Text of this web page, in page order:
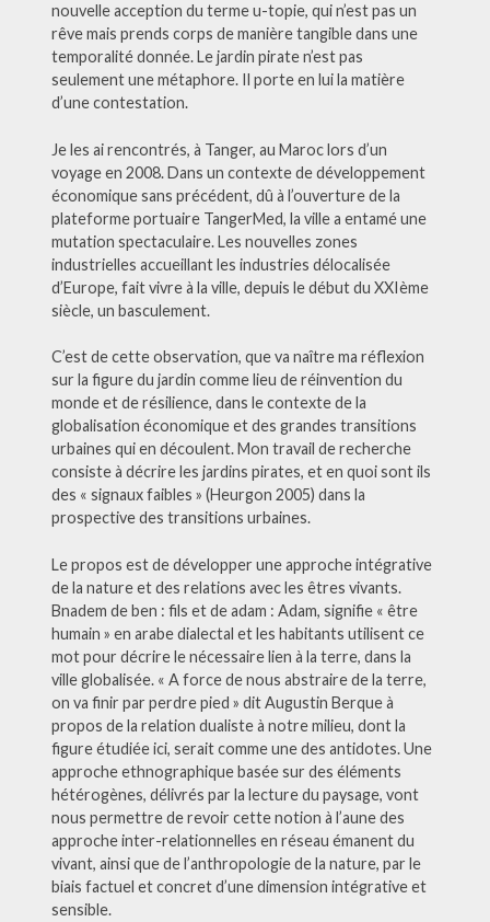
nouvelle acception du terme u-topie, qui n’est pas un
rêve mais prends corps de manière tangible dans une
temporalité donnée. Le jardin pirate n’est pas
seulement une métaphore. Il porte en lui la matière
d’une contestation.
Je les ai rencontrés, à Tanger, au Maroc lors d’un
voyage en 2008. Dans un contexte de développement
économique sans précédent, dû à l’ouverture de la
plateforme portuaire TangerMed, la ville a entamé une
mutation spectaculaire. Les nouvelles zones
industrielles accueillant les industries délocalisée
d’Europe, fait vivre à la ville, depuis le début du XXIème
siècle, un basculement.
C’est de cette observation, que va naître ma réflexion
sur la figure du jardin comme lieu de réinvention du
monde et de résilience, dans le contexte de la
globalisation économique et des grandes transitions
urbaines qui en découlent. Mon travail de recherche
consiste à décrire les jardins pirates, et en quoi sont ils
des « signaux faibles » (Heurgon 2005) dans la
prospective des transitions urbaines.
Le propos est de développer une approche intégrative
de la nature et des relations avec les êtres vivants.
Bnadem de ben : fils et de adam : Adam, signifie « être
humain » en arabe dialectal et les habitants utilisent ce
mot pour décrire le nécessaire lien à la terre, dans la
ville globalisée. « A force de nous abstraire de la terre,
on va finir par perdre pied » dit Augustin Berque à
propos de la relation dualiste à notre milieu, dont la
figure étudiée ici, serait comme une des antidotes. Une
approche ethnographique basée sur des éléments
hétérogènes, délivrés par la lecture du paysage, vont
nous permettre de revoir cette notion à l’aune des
approche inter-relationnelles en réseau émanent du
vivant, ainsi que de l’anthropologie de la nature, par le
biais factuel et concret d’une dimension intégrative et
sensible.